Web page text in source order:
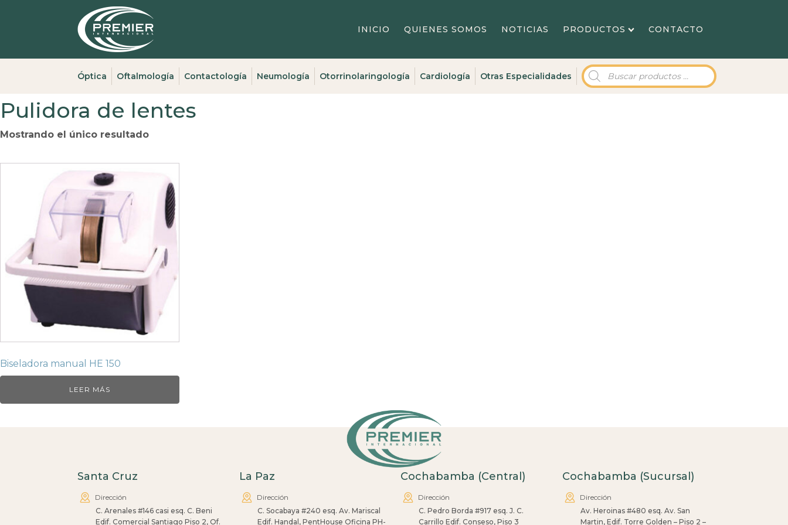
INICIO QUIENES SOMOS NOTICIAS PRODUCTOS CONTACTO
Óptica Oftalmología Contactología Neumología Otorrinolaringología Cardiología Otras Especialidades
Búsqueda
de
Pulidora de lentes
Mostrando el único resultado
Biseladora manual HE 150
LEER MÁS
Santa Cruz
Dirección
C. Arenales #146 casi esq. C. Beni
Edif. Comercial Santiago Piso 2, Of.
La Paz
Dirección
C. Socabaya #240 esq. Av. Mariscal
Edif. Handal, PentHouse Oficina PH-
Cochabamba (Central)
Dirección
C. Pedro Borda #917 esq. J. C.
Carrillo Edif. Conseso, Piso 3
Cochabamba (Sucursal)
Dirección
Av. Heroinas #480 esq. Av. San
Martin, Edif. Torre Golden – Piso 2 –